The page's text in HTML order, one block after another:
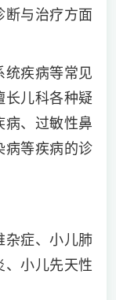
断与治疗方面
统疾病等常见
长儿科各种疑
病、过敏性鼻
病等疾病的诊
杂症、小儿肺
、小儿先天性